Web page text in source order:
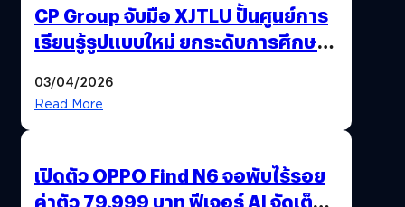
CP Group จับมือ XJTLU ปั้นศูนย์การ
เรียนรู้รูปแบบใหม่ ยกระดับการศึกษา
03/04/2026
Read More
เปิดตัว OPPO Find N6 จอพับไร้รอย
ค่าตัว 79,999 บาท ฟีเจอร์ AI จัดเต็ม